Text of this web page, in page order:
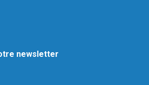
newsletter